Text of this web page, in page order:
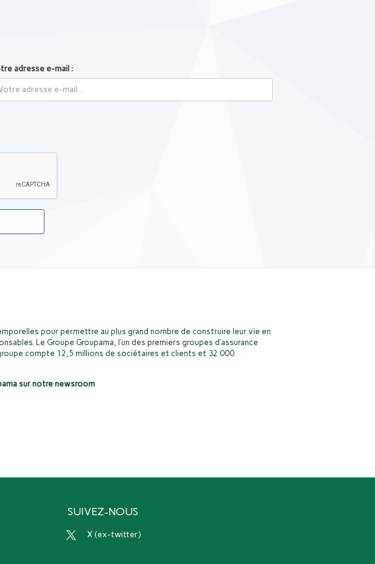
adresse e-mail :
pour permettre au plus grand nombre de construire leur vie en
Le Groupe Groupama, l’un des premiers groupes d’assurance
compte 12,5 millions de sociétaires et clients et 32 000
sur notre newsroom
SUIVEZ-NOUS
x (ex-twitter)